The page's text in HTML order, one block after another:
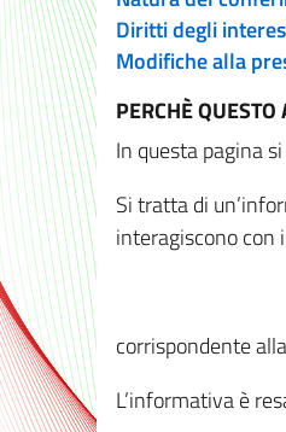
Diritti degli
Modifiche alla
PERCHÈ QUESTO
In questa pagina
Si tratta di
interagiscono con
corrispondente
L’informativa è